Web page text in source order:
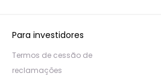
Para investidores
Termos de cessão de
reclamações